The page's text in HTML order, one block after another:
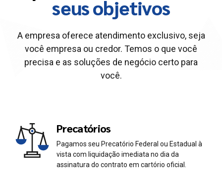
seus objetivos
A empresa oferece atendimento exclusivo, seja
você empresa ou credor. Temos o que você
precisa e as soluções de negócio certo para
você.
Precatórios
Pagamos seu Precatório Federal ou Estadual à
vista com liquidação imediata no dia da
assinatura do contrato em cartório oficial.